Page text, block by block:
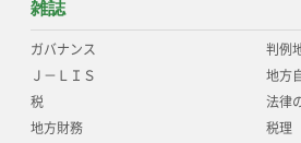
雑誌
ガバナンス
Ｊ－ＬＩＳ
税
地方財務
判例
地方
法律
税理